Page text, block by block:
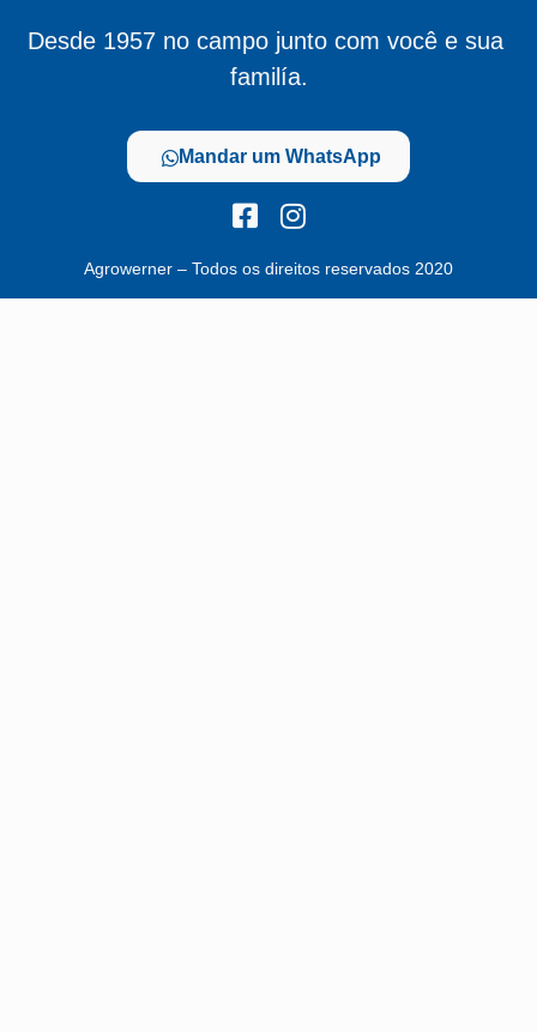
Desde 1957 no campo junto com você e sua
familía.
Mandar um WhatsApp
Agrowerner – Todos os direitos reservados 2020